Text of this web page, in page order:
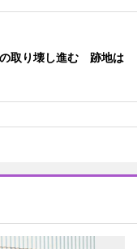
取り壊し進む 跡地は